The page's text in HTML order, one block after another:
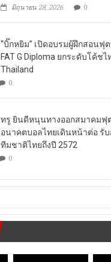
มิถุนายน 28, 2026 0
“บิ๊กหยิม” เปิดอบรมผู้ฝึกสอน
FAT G Diploma ยกระดับโค้ช
Thailand
0
ทรู ยินดีหนุนทางออกสมาคมฟุ
อนาคตบอลไทยเดินหน้าต่อ รั
ทีมชาติไทยถึงปี 2572
0